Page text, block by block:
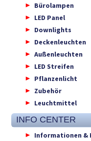
Bürolampen
LED Panel
Downlights
Deckenleuchten
Außenleuchten
LED Streifen
Pflanzenlicht
Zubehör
Leuchtmittel
INFO CENTER
Informationen &